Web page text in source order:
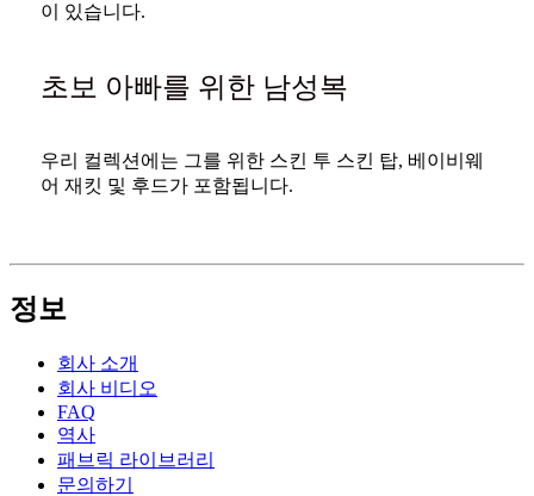
이 있습니다.
초보 아빠를 위한 남성복
우리 컬렉션에는 그를 위한 스킨 투 스킨 탑, 베이비웨
어 재킷 및 후드가 포함됩니다.
정보
회사 소개
회사 비디오
FAQ
역사
패브릭 라이브러리
문의하기